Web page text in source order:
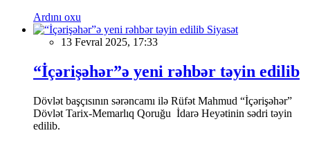
Ardını oxu
Siyasət
13 Fevral 2025, 17:33
“İçərişəhər”ə yeni rəhbər təyin edilib
Dövlət başçısının sərəncamı ilə Rüfət Mahmud “İçərişəhər”
Dövlət Tarix-Memarlıq Qoruğu İdarə Heyətinin sədri təyin
edilib.